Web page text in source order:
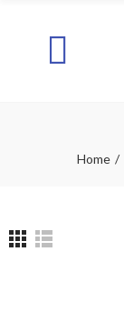
Home